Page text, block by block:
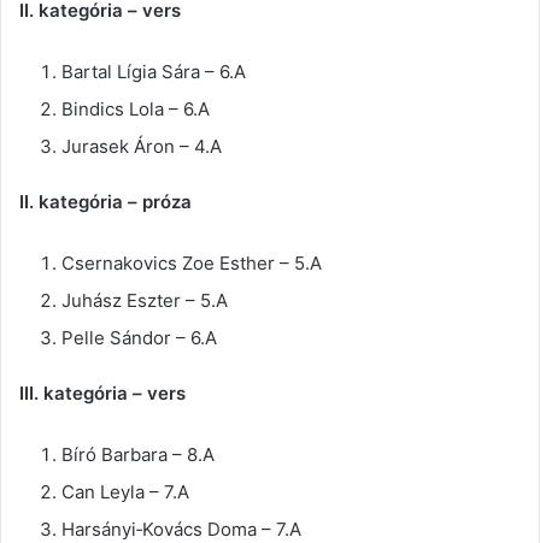
II. kategória – vers
Bartal Lígia Sára – 6.A
Bindics Lola – 6.A
Jurasek Áron – 4.A
II. kategória – próza
Csernakovics Zoe Esther – 5.A
Juhász Eszter – 5.A
Pelle Sándor – 6.A
III. kategória – vers
Bíró Barbara – 8.A
Can Leyla – 7.A
Harsányi‑Kovács Doma – 7.A